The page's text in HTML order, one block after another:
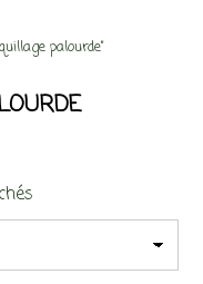
palourde”